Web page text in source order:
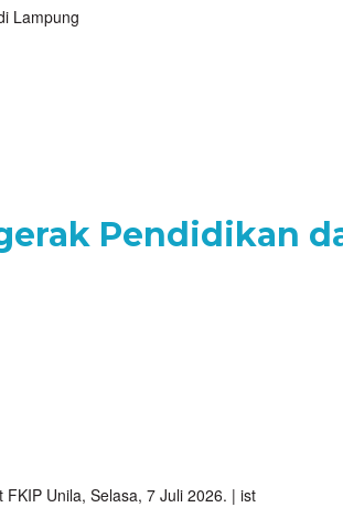
Lampung
Pendidikan
Unila, Selasa, 7 Juli 2026. | ist